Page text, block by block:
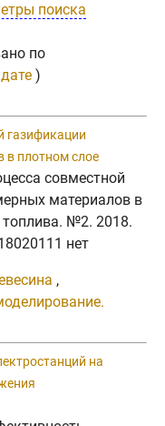
поиска
по
)
газификации
в плотном слое
совместной
материалов в
№2. 2018.
нет
,
на